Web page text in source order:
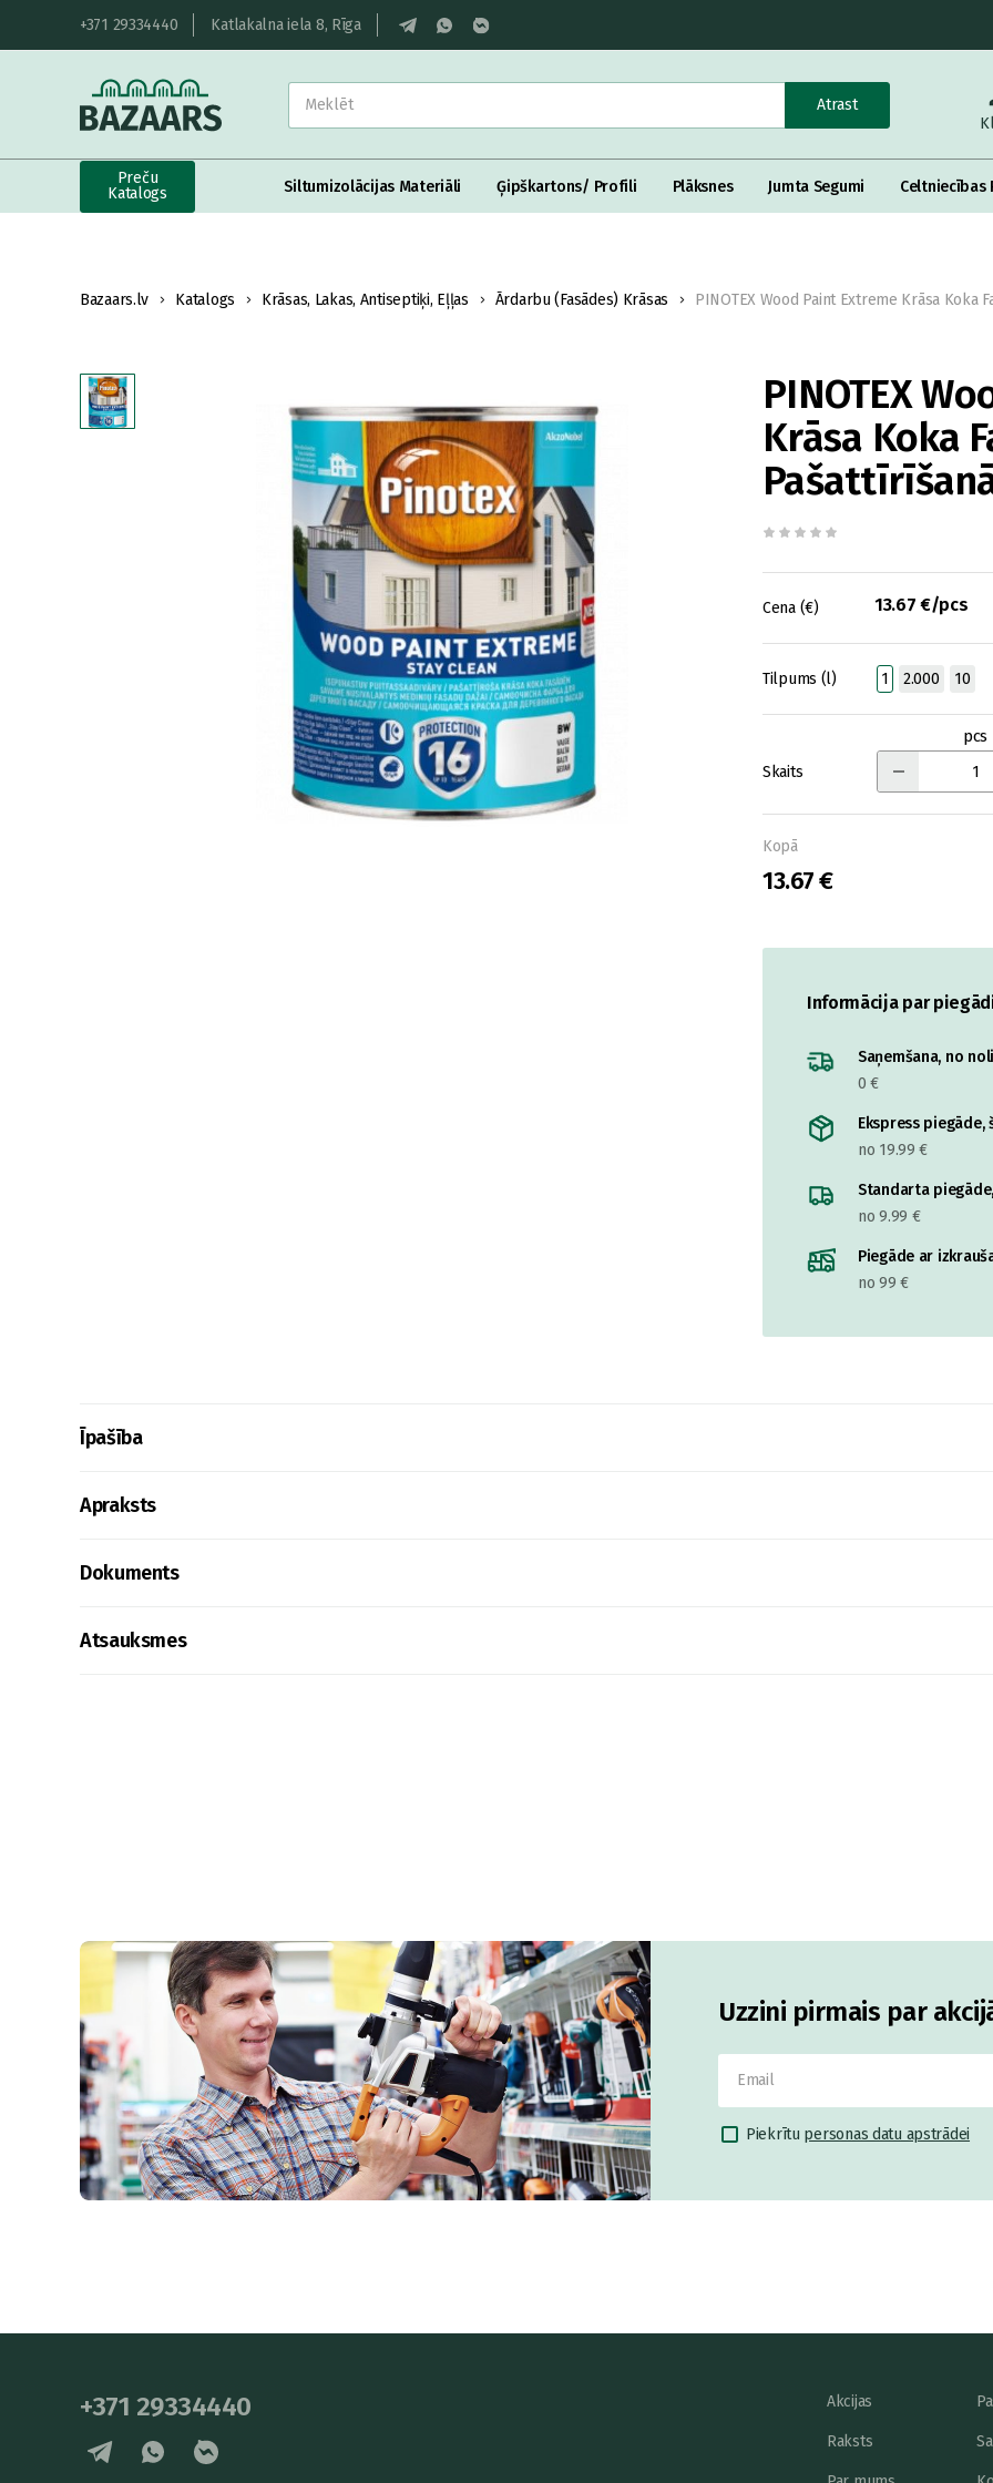
+371 29334440 Katlakalna iela 8, Rīga
Atrast
Preču
Katalogs
Siltumizolācijas Materiāli Ģipškartons/ Profili Plāksnes Jumta Segumi Celtniecības
Bazaars.lv Katalogs Krāsas, Lakas, Antiseptiķi, Eļļas Ārdarbu (Fasādes) Krāsas PINOTEX Wood Paint Extreme Krāsa Koka
PINOTEX
Krāsa Koka
Cena (€) 13.67 €/pcs
Tilpums (l) 1 2.000 10
Skaits
pcs
Kopā
13.67 €
Informācija par
Saņemšana, no
0 €
Ekspress
no 19.99 €
Standarta
no 9.99 €
Piegāde ar
no 99 €
Īpašība
Apraksts
Dokuments
Atsauksmes
Uzzini pirmais par
Piekrītu personas datu apstrādei
+371 29334440 Akcijas
Raksts